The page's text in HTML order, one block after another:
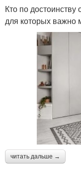
Кто по достоинству
для которых важно
читать дальше →